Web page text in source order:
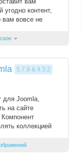
угодно контент,
вам вовсе не
5.7.8 & 4.3.2
для Joomla,
на сайте
коллекцией